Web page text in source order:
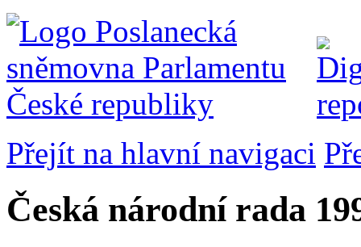
Přejít na hlavní navigaci
Česká národní rada